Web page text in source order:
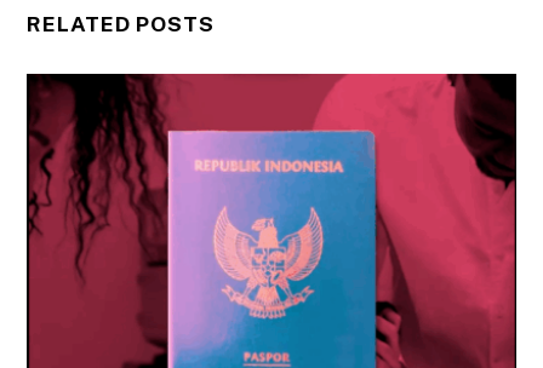
RELATED POSTS